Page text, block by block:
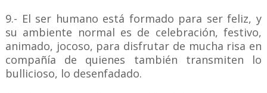
9.- El ser humano está formado para ser feliz, y
su ambiente normal es de celebración, festivo,
animado, jocoso, para disfrutar de mucha risa en
compañía de quienes también transmiten lo
bullicioso, lo desenfadado.